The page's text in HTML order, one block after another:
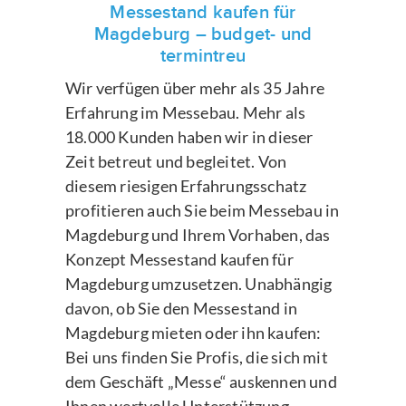
Messestand kaufen für
Magdeburg – budget- und
termintreu
Wir verfügen über mehr als 35 Jahre
Erfahrung im Messebau. Mehr als
18.000 Kunden haben wir in dieser
Zeit betreut und begleitet. Von
diesem riesigen Erfahrungsschatz
profitieren auch Sie beim Messebau in
Magdeburg und Ihrem Vorhaben, das
Konzept Messestand kaufen für
Magdeburg umzusetzen. Unabhängig
davon, ob Sie den Messestand in
Magdeburg mieten oder ihn kaufen:
Bei uns finden Sie Profis, die sich mit
dem Geschäft „Messe“ auskennen und